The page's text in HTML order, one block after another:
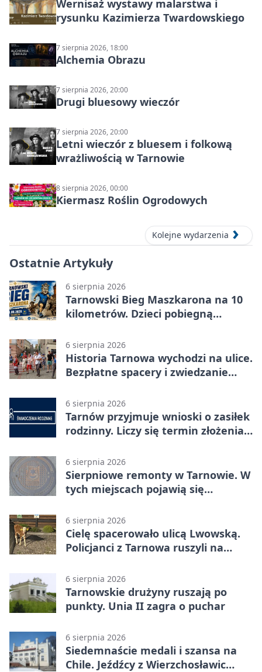
Wernisaż wystawy malarstwa i
rysunku Kazimierza Twardowskiego
7 sierpnia 2026, 18:00
Alchemia Obrazu
7 sierpnia 2026, 20:00
Drugi bluesowy wieczór
7 sierpnia 2026, 20:00
Letni wieczór z bluesem i folkową
wrażliwością w Tarnowie
8 sierpnia 2026, 00:00
Kiermasz Roślin Ogrodowych
Kolejne wydarzenia
Ostatnie Artykuły
6 sierpnia 2026
Tarnowski Bieg Maszkarona na 10
kilometrów. Dzieci pobiegną
6 sierpnia 2026
Historia Tarnowa wychodzi na ulice.
Bezpłatne spacery i zwiedzanie
6 sierpnia 2026
Tarnów przyjmuje wnioski o zasiłek
rodzinny. Liczy się termin złożenia
6 sierpnia 2026
Sierpniowe remonty w Tarnowie. W
tych miejscach pojawią się
6 sierpnia 2026
Cielę spacerowało ulicą Lwowską.
Policjanci z Tarnowa ruszyli na
6 sierpnia 2026
Tarnowskie drużyny ruszają po
punkty. Unia II zagra o puchar
6 sierpnia 2026
Siedemnaście medali i szansa na
Chile. Jeźdźcy z Wierzchosławic